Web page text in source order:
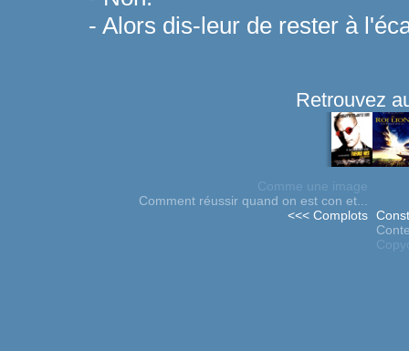
- Alors dis-leur de rester à
Retrouvez
Comme une image
Comment réussir quand on est con et...
<<< Complots